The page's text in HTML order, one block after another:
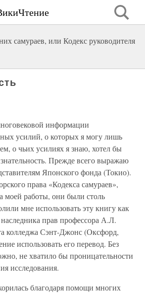
самураев, или Кодекс руководителя
информации
усилий, о которых я могу лишь
о чьих усилиях я знаю, хотел бы
Прежде всего выражаю
Японского фонда (Токио).
права «Кодекса самураев»,
моей работы, они были столь
мне использовать эту книгу как
прав профессора А.Л.
колледжа Сэнт-Джонс (Оксфорд,
использовать его перевод. Без
не хватило бы проницательности
исследования.
благодаря помощи многих